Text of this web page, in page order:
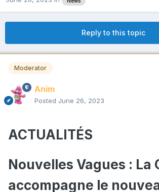
Reply to this topic
Moderator
Anim
Posted June 26, 2023
ACTUALITÉS
Nouvelles Vagues : La
accompagne le